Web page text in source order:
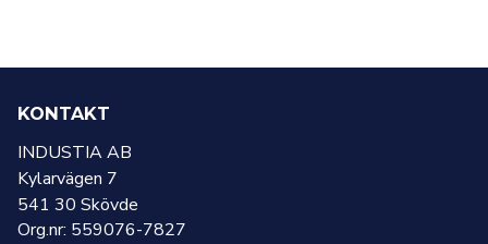
KONTAKT
INDUSTIA AB
Kylarvägen 7
541 30 Skövde
Org.nr: 559076-7827